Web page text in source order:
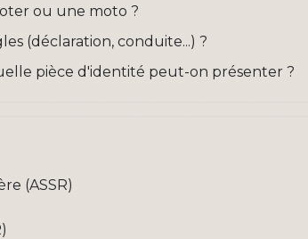
ou une moto ?
(déclaration, conduite...) ?
pièce d'identité peut-on présenter ?
(ASSR)